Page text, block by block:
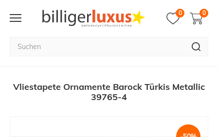
0 0
Vliestapete Ornamente Barock Türkis Metallic
39765-4